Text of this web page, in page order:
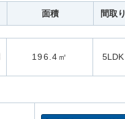
面積 間取り
196.4㎡ 5LDK